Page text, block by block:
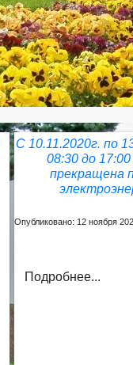
С 10.11.2020г. по
08:30 до
прекращена
Опубликовано: 12 ноября
Подробнее...